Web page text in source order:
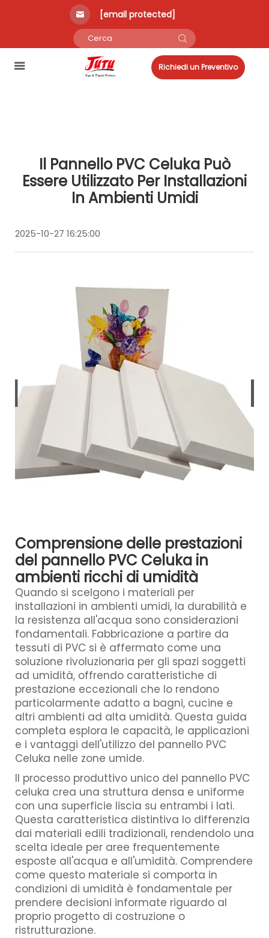
[email protected]
Richiedi un Preventivo
Il Pannello PVC Celuka Può
Essere Utilizzato Per Installazioni
In Ambienti Umidi
2025-10-27 16:25:00
Comprensione delle prestazioni
del pannello PVC Celuka in
ambienti ricchi di umidità
Quando si scelgono i materiali per
installazioni in ambienti umidi, la durabilità e
la resistenza all'acqua sono considerazioni
fondamentali. Fabbricazione a partire da
tessuti di PVC si è affermato come una
soluzione rivoluzionaria per gli spazi soggetti
ad umidità, offrendo caratteristiche di
prestazione eccezionali che lo rendono
particolarmente adatto a bagni, cucine e
altri ambienti ad alta umidità. Questa guida
completa esplora le capacità, le applicazioni
e i vantaggi dell'utilizzo del pannello PVC
Celuka nelle zone umide.
Il processo produttivo unico del pannello PVC
celuka crea una struttura densa e uniforme
con una superficie liscia su entrambi i lati.
Questa caratteristica distintiva lo differenzia
dai materiali edili tradizionali, rendendolo una
scelta ideale per aree frequentemente
esposte all'acqua e all'umidità. Comprendere
come questo materiale si comporta in
condizioni di umidità è fondamentale per
prendere decisioni informate riguardo al
proprio progetto di costruzione o
ristrutturazione.